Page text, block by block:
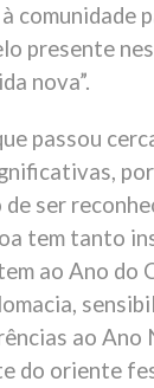
presente
nova”.
passou
ser
tem tanto
ao Ano do
ao Ano
do oriente